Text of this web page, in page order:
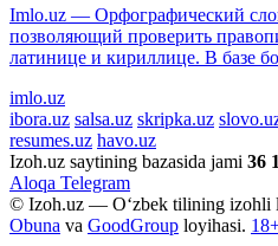
Imlo.uz — Орфографический
позволяющий проверить
латинице и кириллице. В базе
imlo.uz
ibora.uz salsa.uz skripka.uz
resumes.uz havo.uz
Izoh.uz saytining bazasida jami 36
Aloqa Telegram
© Izoh.uz — O‘zbek tilining izohli
Obuna va GoodGroup loyihasi.